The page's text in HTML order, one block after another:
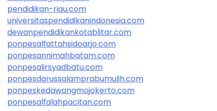
pendidikan-riau.com
universitaspendidikanindonesia.com
dewanpendidikankotablitar.com
ponpesalfattahsidoarjo.com
ponpesannimahbatam.com
ponpesalirsyadbatu.com
ponpesdarussalamprabumulih.com
ponpeskedawangmojokerto.com
ponpesalfalahpacitan.com